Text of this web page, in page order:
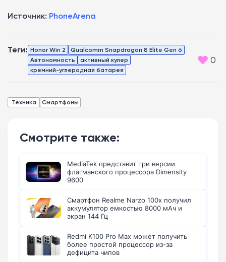
Источник: PhoneArena
Теги: Honor Win 2
Qualcomm Snapdragon 8 Elite Gen 6
Автономность
активный кулер
кремний-углеродная батарея
0
Техника Смартфоны
Смотрите также:
MediaTek представит три версии
флагманского процессора Dimensity
9600
Смартфон Realme Narzo 100x получил
аккумулятор емкостью 8000 мАч и
экран 144 Гц
Redmi K100 Pro Max может получить
более простой процессор из-за
дефицита чипов